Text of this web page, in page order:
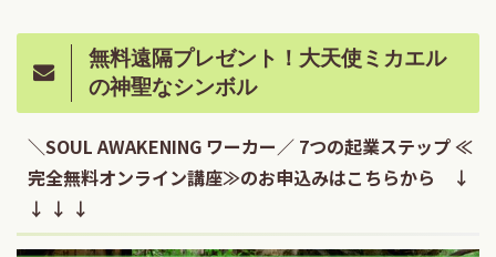
無料遠隔プレゼント！大天使ミカエル
の神聖なシンボル
＼SOUL AWAKENING ワーカー／ 7つの起業ステップ ≪
完全無料オンライン講座≫のお申込みはこちらから ↓
↓ ↓ ↓